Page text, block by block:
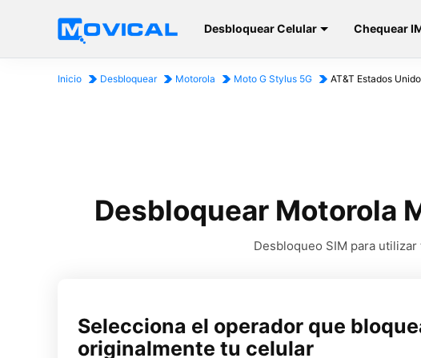
Desbloquear Celular Chequear
Inicio Desbloquear Motorola Moto G Stylus 5G AT&T Estados
Desbloquear Motorola
Desbloqueo SIM para
Selecciona el operador que
originalmente tu celular